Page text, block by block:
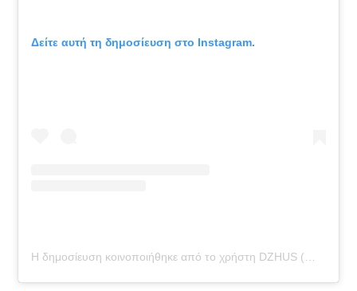
Δείτε αυτή τη δημοσίευση στο Instagram.
Η δημοσίευση κοινοποιήθηκε από το χρήστη DZHUS (@dzhus.conceptual.wear)